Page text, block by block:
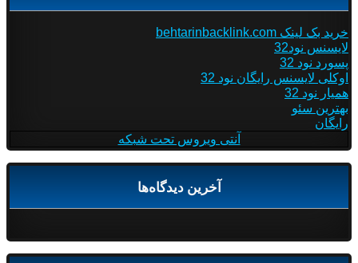
خرید بک لینک behtarinbacklink.com
لایسنس نود32
پسورد نود 32
اوکلی لایسنس رایگان نود 32
همیار نود 32
بهترین سئو
رایگان
آنتی ویروس تحت شبکه
آخرین دیدگاه‌ها